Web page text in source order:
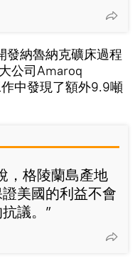
發納魯納克礦床過程
公司Amaroq
中發現了額外9.9噸
，格陵蘭島產地
美國的利益不會
議。”